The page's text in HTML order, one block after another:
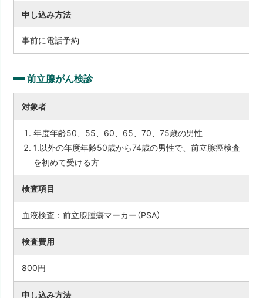
申し込み方法
事前に電話予約
前立腺がん検診
対象者
年度年齢50、55、60、65、70、75歳の男性
1.以外の年度年齢50歳から74歳の男性で、前立腺癌検査
を初めて受ける方
検査項目
血液検査：前立腺腫瘍マーカー（PSA）
検査費用
800円
申し込み方法